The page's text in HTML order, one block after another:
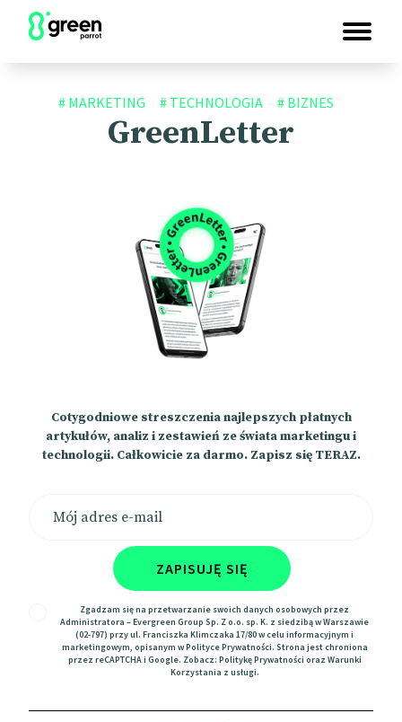
# MARKETING # TECHNOLOGIA # BIZNES
GreenLetter
Cotygodniowe streszczenia najlepszych płatnych
artykułów, analiz i zestawień ze świata marketingu i
technologii. Całkowicie za darmo. Zapisz się TERAZ.
ZAPISUJĘ SIĘ
Zgadzam się na przetwarzanie swoich danych osobowych przez
Administratora – Evergreen Group Sp. Z o.o. sp. K. z siedzibą w Warszawie
(02-797) przy ul. Franciszka Klimczaka 17/80 w celu informacyjnym i
marketingowym, opisanym wPolityce Prywatności. Strona jest chroniona
przez reCAPTCHA i Google. Zobacz: Politykę Prywatności oraz Warunki
Korzystania z usługi.